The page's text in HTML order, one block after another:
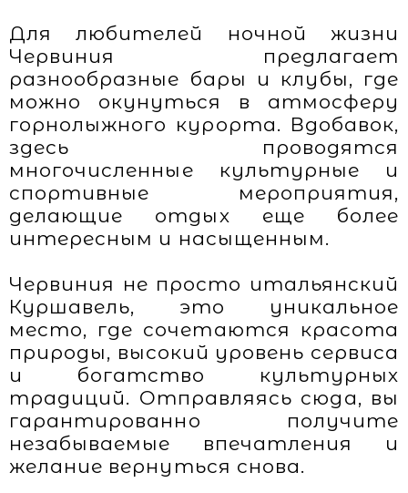
Для любителей ночной жизни
Червиния предлагает
разнообразные бары и клубы, где
можно окунуться в атмосферу
горнолыжного курорта. Вдобавок,
здесь проводятся
многочисленные культурные и
спортивные мероприятия,
делающие отдых еще более
интересным и насыщенным.
Червиния не просто итальянский
Куршавель, это уникальное
место, где сочетаются красота
природы, высокий уровень сервиса
и богатство культурных
традиций. Отправляясь сюда, вы
гарантированно получите
незабываемые впечатления и
желание вернуться снова.